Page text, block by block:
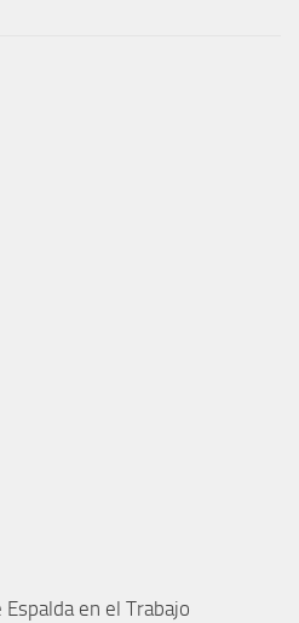
en el Trabajo